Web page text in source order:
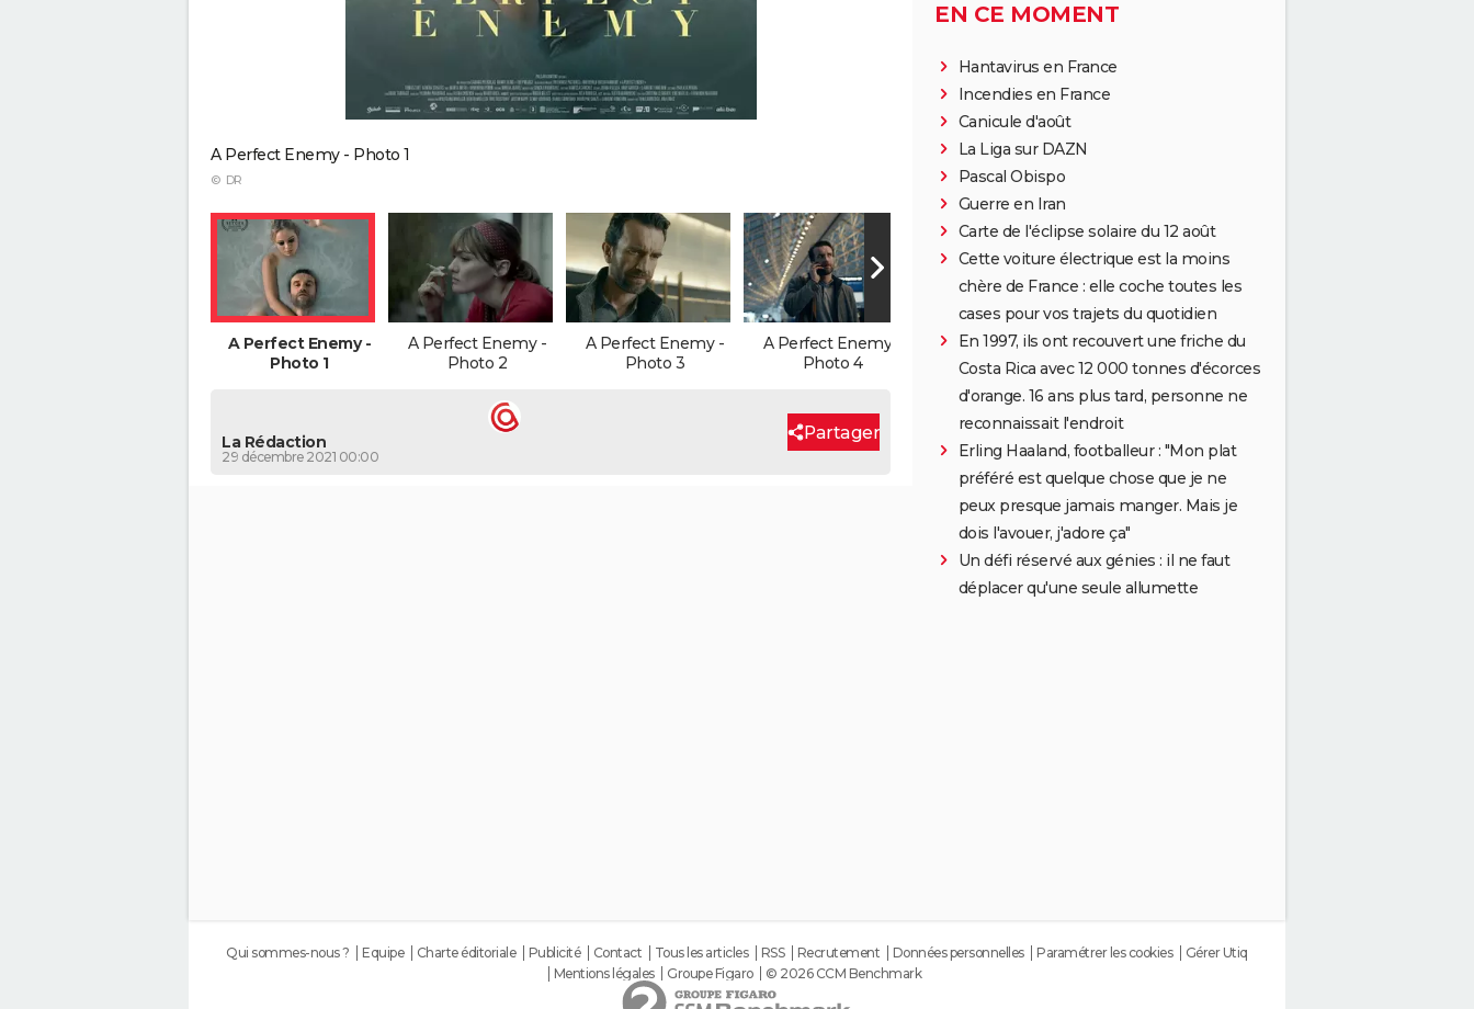
A Perfect Enemy - Photo 1
© DR
A Perfect Enemy -
Photo 1
A Perfect Enemy -
Photo 2
A Perfect Enemy -
Photo 3
A Perfect Enemy -
Photo 4
A Perfect Enemy -
Photo 5
La Rédaction
29 décembre 2021 00:00
Partager
EN CE MOMENT
Hantavirus en France
Incendies en France
Canicule d'août
La Liga sur DAZN
Pascal Obispo
Guerre en Iran
Carte de l'éclipse solaire du 12 août
Cette voiture électrique est la moins
chère de France : elle coche toutes les
cases pour vos trajets du quotidien
En 1997, ils ont recouvert une friche du
Costa Rica avec 12 000 tonnes d'écorces
d'orange. 16 ans plus tard, personne ne
reconnaissait l'endroit
Erling Haaland, footballeur : "Mon plat
préféré est quelque chose que je ne
peux presque jamais manger. Mais je
dois l'avouer, j'adore ça"
Un défi réservé aux génies : il ne faut
déplacer qu'une seule allumette
Qui sommes-nous ? Equipe Charte éditoriale Publicité Contact Tous les articles RSS Recrutement Données personnelles Paramétrer les cookies
Gérer Utiq
Mentions légales
Groupe Figaro © 2026 CCM Benchmark